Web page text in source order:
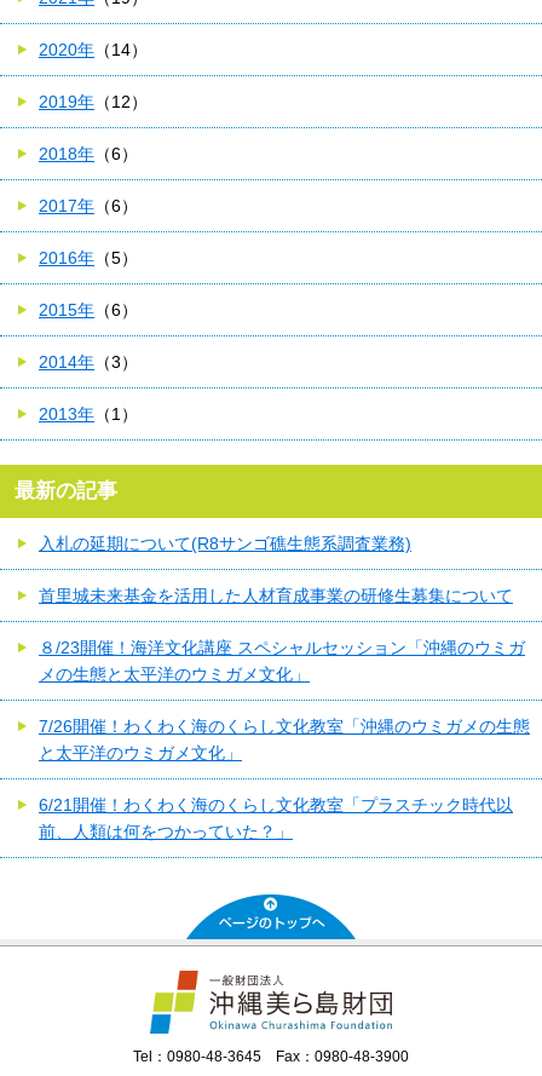
2020年 （14）
2019年 （12）
2018年 （6）
2017年 （6）
2016年 （5）
2015年 （6）
2014年 （3）
2013年 （1）
最新の記事
入札の延期について(R8サンゴ礁生態系調査業務)
首里城未来基金を活用した人材育成事業の研修生募集について
８/23開催！海洋文化講座 スペシャルセッション「沖縄のウミガ
メの生態と太平洋のウミガメ文化」
7/26開催！わくわく海のくらし文化教室「沖縄のウミガメの生態
と太平洋のウミガメ文化」
6/21開催！わくわく海のくらし文化教室「プラスチック時代以
前、人類は何をつかっていた？」
Tel：0980-48-3645 Fax：0980-48-3900